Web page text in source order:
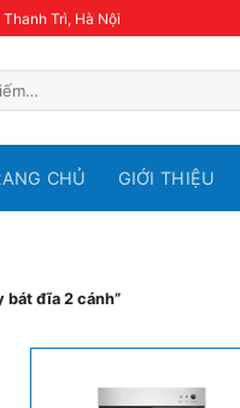
Trì, Hà Nội
CHỦ GIỚI THIỆU
bát đĩa 2 cánh”